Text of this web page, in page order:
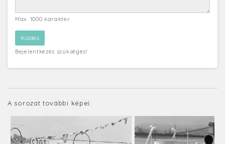
Max. 1000 karakter
Bejelentkezés szükséges!
A sorozat további képei: